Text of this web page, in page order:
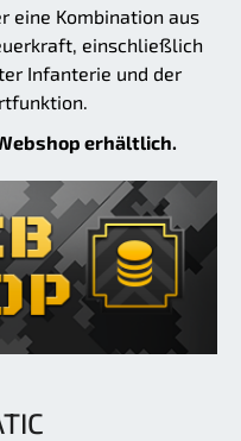
eine Kombination aus
einschließlich
Infanterie und der
erhältlich.